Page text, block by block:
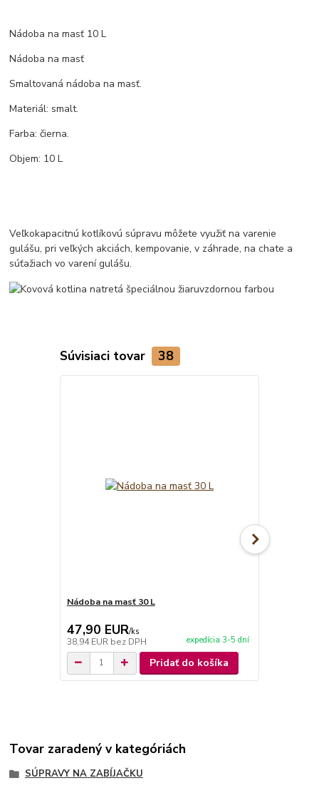
Nádoba na masť 10 L
Nádoba na masť
Smaltovaná nádoba na masť.
Materiál: smalt.
Farba: čierna.
Objem: 10 L
Veľkokapacitnú kotlíkovú súpravu môžete využiť na varenie
gulášu, pri veľkých akciách, kempovanie, v záhrade, na chate a
súťažiach vo varení gulášu.
Súvisiaci tovar 38
Nádoba na masť 30 L
47,90 EUR/ks
38,94 EUR bez DPH expedícia 3-5 dní
Pridať do košíka
Tovar zaradený v kategóriách
SÚPRAVY NA ZABÍJAČKU